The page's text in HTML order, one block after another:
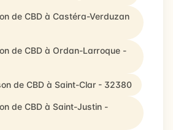
de CBD à Castéra-Verduzan
de CBD à Ordan-Larroque -
de CBD à Saint-Clar - 32380
de CBD à Saint-Justin -